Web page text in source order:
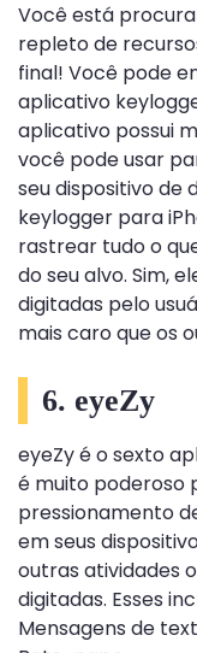
Você está
repleto de
final! Você pode
aplicativo
aplicativo possui
você pode usar
seu dispositivo de
keylogger para
rastrear tudo o
do seu alvo. Sim,
digitadas pelo
mais caro que os
6. eyeZy
eyeZy é o sexto
é muito poderoso
pressionamento
em seus
outras atividades
digitadas. Esses
Mensagens de